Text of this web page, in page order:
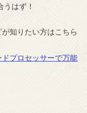
はず！
知りたい方はこちら
プロセッサーで万能